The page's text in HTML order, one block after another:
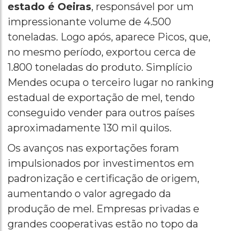
estado é Oeiras, responsável por um
impressionante volume de 4.500
toneladas. Logo após, aparece Picos, que,
no mesmo período, exportou cerca de
1.800 toneladas do produto. Simplício
Mendes ocupa o terceiro lugar no ranking
estadual de exportação de mel, tendo
conseguido vender para outros países
aproximadamente 130 mil quilos.
Os avanços nas exportações foram
impulsionados por investimentos em
padronização e certificação de origem,
aumentando o valor agregado da
produção de mel. Empresas privadas e
grandes cooperativas estão no topo da